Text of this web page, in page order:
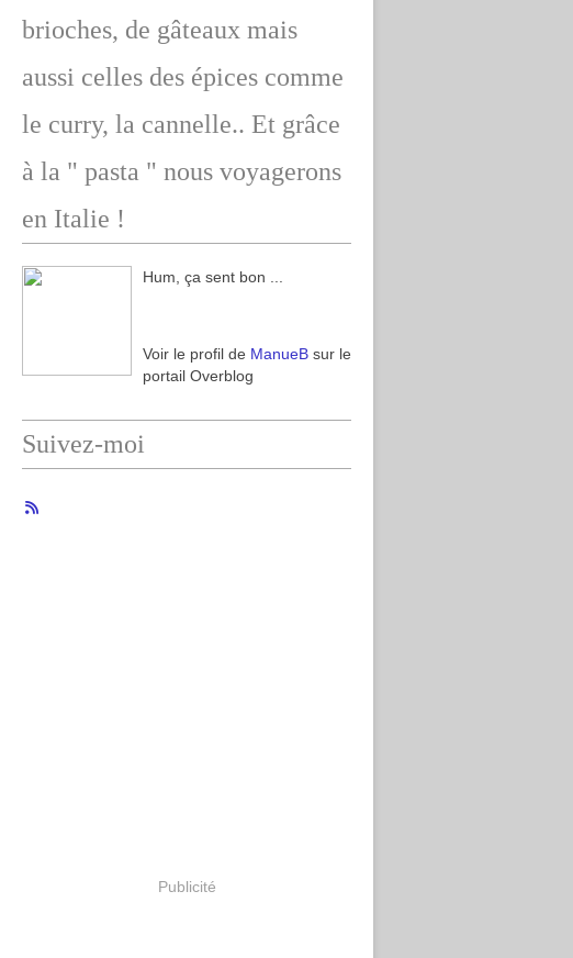
brioches, de gâteaux mais
aussi celles des épices comme
le curry, la cannelle.. Et grâce
à la " pasta " nous voyagerons
en Italie !
Hum, ça sent bon ...
Voir le profil de ManueB sur le
portail Overblog
Suivez-moi
Publicité